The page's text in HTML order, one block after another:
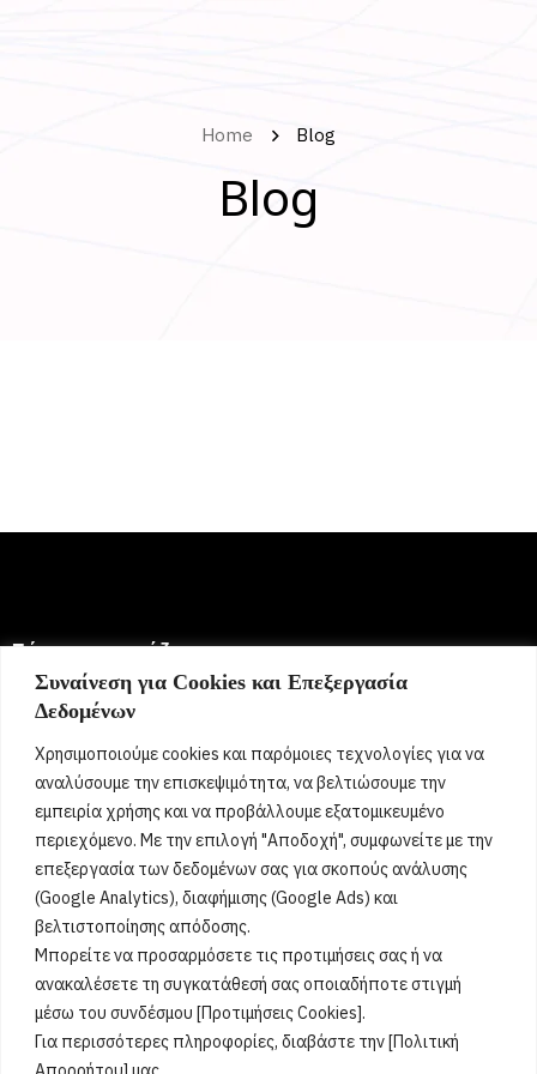
Συναίνεση για Cookies και Επεξεργασία
Δεδομένων
Χρησιμοποιούμε cookies και παρόμοιες τεχνολογίες για να
αναλύσουμε την επισκεψιμότητα, να βελτιώσουμε την
εμπειρία χρήσης και να προβάλλουμε εξατομικευμένο
περιεχόμενο. Με την επιλογή "Αποδοχή", συμφωνείτε με την
επεξεργασία των δεδομένων σας για σκοπούς ανάλυσης
(Google Analytics), διαφήμισης (Google Ads) και
βελτιστοποίησης απόδοσης.
Μπορείτε να προσαρμόσετε τις προτιμήσεις σας ή να
ανακαλέσετε τη συγκατάθεσή σας οποιαδήποτε στιγμή
μέσω του συνδέσμου [Προτιμήσεις Cookies].
Για περισσότερες πληροφορίες, διαβάστε την [Πολιτική
Home Blog
Blog
Σήμερα γιορτάζει:
6 Αυγούστου 2026
Ευμορφία, Έμμυ, Μορφούλα, Μόρφω, Σωτήριος, Σωτήρης,
Σώτος, Σωτηράκης, Σωτηρία, Σωτήρω[...]
Όροι Χρήσης
Πολιτική Ορθής Χρήσης
Email : info@acharnestimes.gr